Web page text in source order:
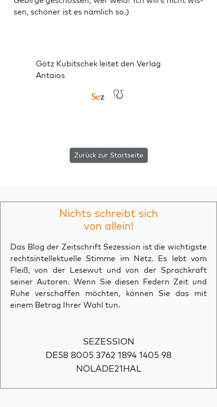
sen, schö­ner ist es näm­lich so.)
Götz Kubitschek leitet den Verlag
Antaios
Zurück zur Startseite
Nichts schreibt sich
von allein!
Das Blog der Zeitschrift Sezession ist die wichtigste
rechtsintellektuelle Stimme im Netz. Es lebt vom
Fleiß, von der Lesewut und von der Sprachkraft
seiner Autoren. Wenn Sie diesen Federn Zeit und
Ruhe verschaffen möchten, können Sie das mit
einem Betrag Ihrer Wahl tun.
SEZESSION
DE58 8005 3762 1894 1405 98
NOLADE21HAL